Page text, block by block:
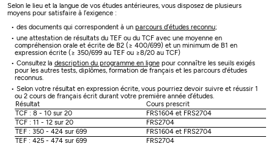
Selon le lieu et la langue de vos études antérieures, vous disposez de plusieurs
moyens pour satisfaire à l’exigence :
des documents qui correspondent à un parcours d’études reconnu;
une attestation de résultats du TEF ou du TCF avec une moyenne en
compréhension orale et écrite de B2 (≥ 400/699) et un minimum de B1 en
expression écrite (≥ 350/699 au TEF ou ≥8/20 au TCF)
Consultez la description du programme en lignepour connaître les seuils exigés
pour les autres tests, diplômes, formation de français et les parcours d'études
reconnus.
Selon votre résultat en expression écrite, vous pourriez devoir suivre et réussir 1
ou 2 cours de français écrit durant votre première année d’études.
Résultat
Cours prescrit
TCF : 8 - 10 sur 20
FRS1604 et FRS2704
TCF : 11 - 12 sur 20
FRS2704
TEF : 350 - 424 sur 699
FRS1604 et FRS2704
TEF : 425 - 474 sur 699
FRS2704